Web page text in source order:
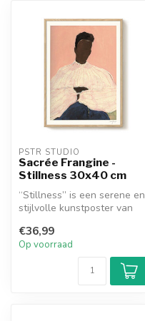
PSTR STUDIO
Sacrée Frangine -
Stillness 30x40 cm
“Stillness” is een serene en
stijlvolle kunstposter van
€36,99
Op voorraad